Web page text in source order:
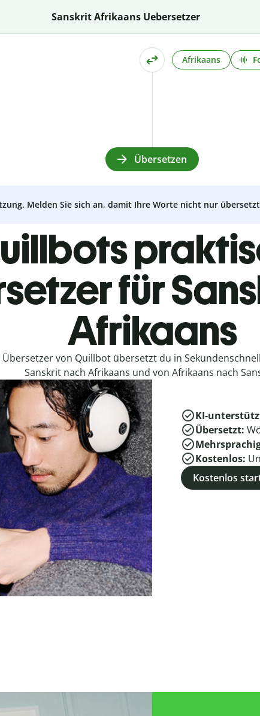
Sanskrit Afrikaans Uebersetzer
Afrikaans
Übersetzen
Melden Sie sich an, damit Ihre Worte nicht nur
für
Afrikaans
von Quillbot übersetzt du in
Sanskrit nach Afrikaans und von Afrikaans nach
KI-
Übersetzt:
Kostenlos:
Kostenlos